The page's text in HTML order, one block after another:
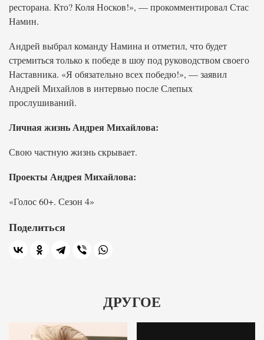
ресторана. Кто? Коля Носков!», — прокомментировал Стас
Намин.
Андрей выбрал команду Намина и отметил, что будет
стремиться только к победе в шоу под руководством своего
Наставника. «Я обязательно всех победю!», — заявил
Андрей Михайлов в интервью после Слепых
прослушиваний.
Личная жизнь Андрея Михайлова:
Свою частную жизнь скрывает.
Проекты Андрея Михайлова:
«Голос 60+. Сезон 4»
Поделиться
ДРУГОЕ